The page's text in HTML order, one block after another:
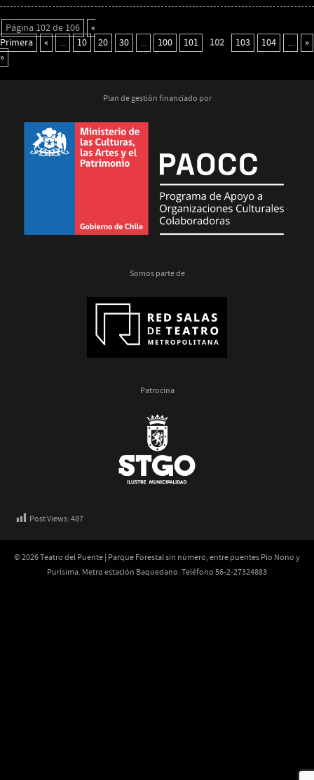
Página 102 de 106
«
Primera
« ... 10 20 30 ... 100 101 102 103 104 ...
»
»
Plan de gestión financiado por
Somos parte de
Patrocina
Post Views:487
© 2026 Teatro del Puente | Parque Forestal sin número, entre puentes Pio Nono y
Purísima. Metro estación Baquedano. Teléfono 56-2-27324883